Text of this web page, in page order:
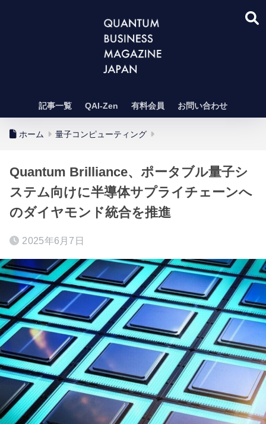
記事一覧 QAI-Zen 有料会員 お問い合わせ
ホーム 量子コンピューティング
Quantum Brilliance、ポータブル量子シ
ステム向けに半導体サプライチェーンへ
のダイヤモンド統合を推進
2025年6月7日